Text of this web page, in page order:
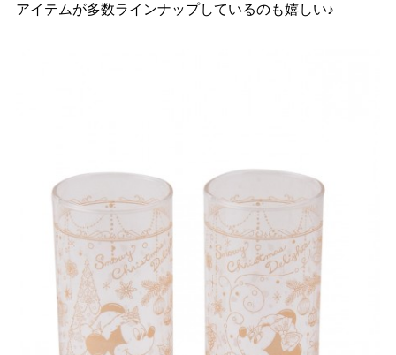
アイテムが多数ラインナップしているのも嬉しい♪